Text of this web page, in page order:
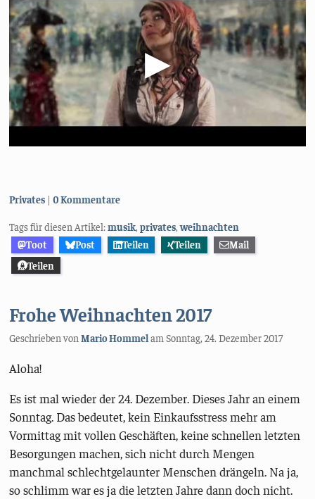
Kategorien:
Privates 0 Kommentare
Tags für diesen Artikel:musik,privates,weihnachten
Toot
Post Teilen Teilen
Mail
Teilen
Frohe Weihnachten 2017
Geschrieben vonMario HommelamSonntag, 24. Dezember 2017
Aloha!
Es ist mal wieder der 24. Dezember. Dieses Jahr an einem
Sonntag. Das bedeutet, kein Einkaufsstress mehr am
Vormittag mit vollen Geschäften, keine schnellen letzten
Besorgungen machen, sich nicht durch Mengen
manchmal schlechtgelaunter Menschen drängeln. Na ja,
so schlimm war es ja die letzten Jahre dann doch nicht.